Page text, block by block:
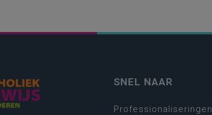
SNEL NAAR
Professionaliseringen